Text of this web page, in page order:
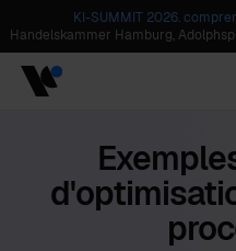
KI-SUMMIT 2026.
Handelskammer Hamburg,